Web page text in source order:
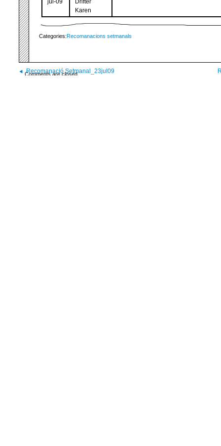
jul-09
Drifter
Karen
Categories:Recomanacions setmanals
Comments are closed.
Recomanació Setmanal_23jul09